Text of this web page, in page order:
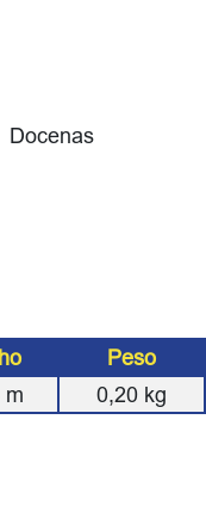
Docenas
Peso
m 0,20 kg